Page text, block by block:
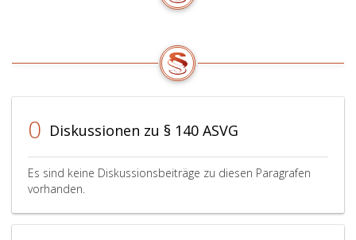
0 Diskussionen zu § 140 ASVG
Es sind keine Diskussionsbeiträge zu diesen Paragrafen
vorhanden.